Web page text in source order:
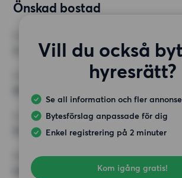
Önskad bostad
Vill du också
hyresrätt?
Se all information och fler
Bytesförslag anpassade för dig
Enkel registrering på 2 minuter
Kom igång gratis!
MINST ANTAL KVADRATMETER
HÖGSTA HYRA
15 000 kr
Hiss